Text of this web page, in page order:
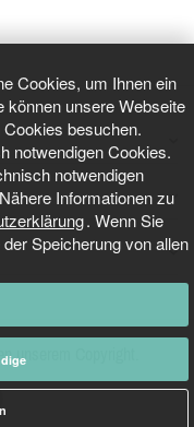
Cookies, um Ihnen ein
können unsere Webseite
besuchen.
notwendigen Cookies.
notwendigen
Informationen zu
. Wenn Sie
Speicherung von allen
unserem Copyright.